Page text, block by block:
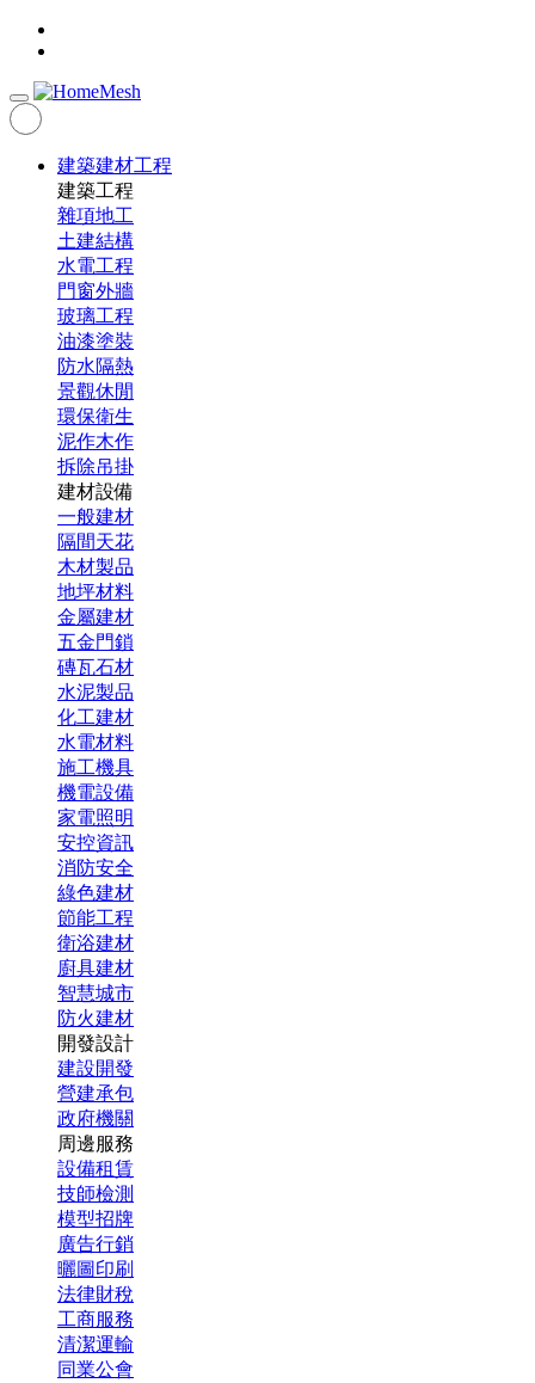
建築建材工程
建築工程
雜項地工
土建結構
水電工程
門窗外牆
玻璃工程
油漆塗裝
防水隔熱
景觀休閒
環保衛生
泥作木作
拆除吊掛
建材設備
一般建材
隔間天花
木材製品
地坪材料
金屬建材
五金門鎖
磚瓦石材
水泥製品
化工建材
水電材料
施工機具
機電設備
家電照明
安控資訊
消防安全
綠色建材
節能工程
衛浴建材
廚具建材
智慧城市
防火建材
開發設計
建設開發
營建承包
政府機關
周邊服務
設備租賃
技師檢測
模型招牌
廣告行銷
曬圖印刷
法律財稅
工商服務
清潔運輸
同業公會